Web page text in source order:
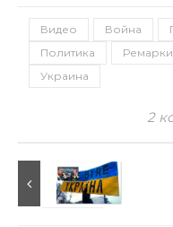
Видео Война
Политика
Украина
2